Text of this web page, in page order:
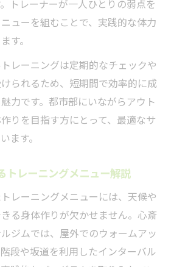
トレーナーが一人ひとりの弱点を
ューを組むことで、実践的な体力
す。
レーニングは定期的なチェックや
られるため、短期間で効率的に成
力です。都市部にいながらアウト
りを目指す方にとって、最適なサ
ます。
トレーニングメニュー解説
レーニングメニューには、天候や
る身体作りが欠かせません。心斎
ジムでは、屋外でのウォームアッ
段や坂道を利用したインターバル